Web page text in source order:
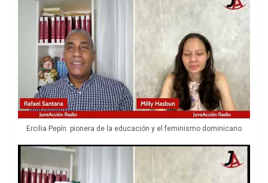
Ercilia Pepín: pionera de la educación y el feminismo dominicano